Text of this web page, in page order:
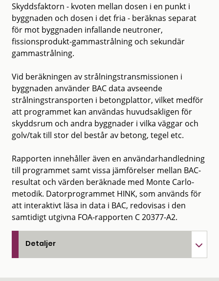
Skyddsfaktorn - kvoten mellan dosen i en punkt i
byggnaden och dosen i det fria - beräknas separat
för mot byggnaden infallande neutroner,
fissionsprodukt-gammastrålning och sekundär
gammastrålning.
Vid beräkningen av strålningstransmissionen i
byggnaden använder BAC data avseende
strålningstransporten i betongplattor, vilket medför
att programmet kan användas huvudsakligen för
skyddsrum och andra byggnader i vilka väggar och
golv/tak till stor del består av betong, tegel etc.
Rapporten innehåller även en användarhandledning
till programmet samt vissa jämförelser mellan BAC-
resultat och värden beräknade med Monte Carlo-
metodik. Datorprogrammet HINK, som används för
att interaktivt läsa in data i BAC, redovisas i den
samtidigt utgivna FOA-rapporten C 20377-A2.
Detaljer